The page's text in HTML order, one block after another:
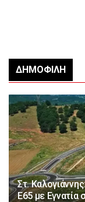
ΔΗΜΟΦΙΛΉ
Στ.
Ε65 με Εγνατία